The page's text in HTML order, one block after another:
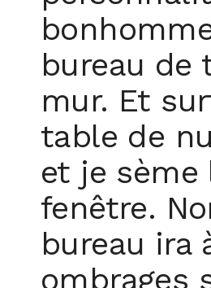
bureau de
mur. Et
table de
et je
fenêtre.
bureau ira
ombrages